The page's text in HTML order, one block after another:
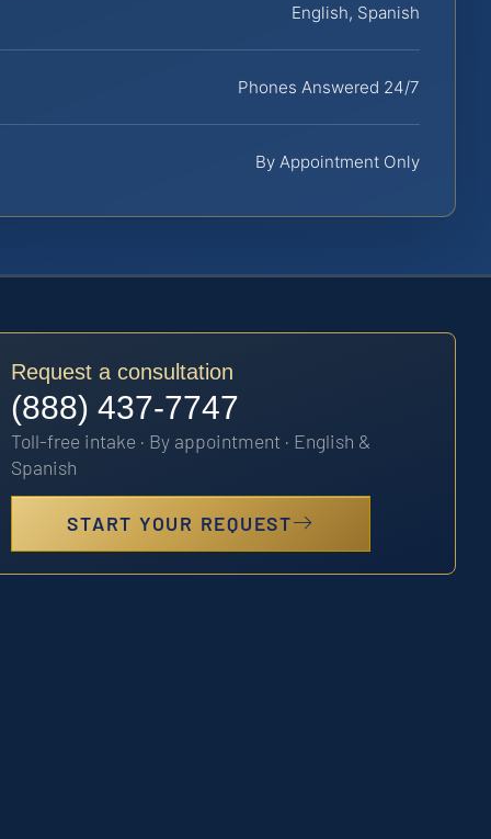
English, Spanish
Phones Answered 24/7
By Appointment Only
Request a consultation
(888) 437-7747
Toll-free intake · By appointment · English &
Spanish
START YOUR REQUEST